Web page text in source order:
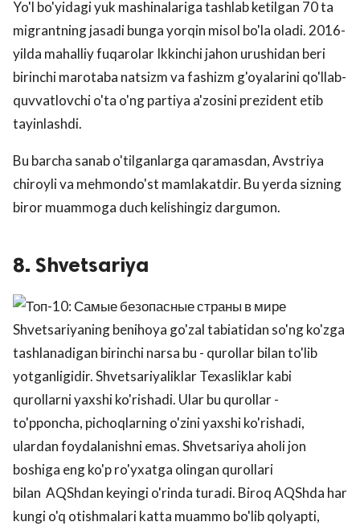
Yo'l bo'yidagi yuk mashinalariga tashlab ketilgan 70 ta
migrantning jasadi bunga yorqin misol bo'la oladi. 2016-
yilda mahalliy fuqarolar Ikkinchi jahon urushidan beri
birinchi marotaba natsizm va fashizm g'oyalarini qo'llab-
quvvatlovchi o'ta o'ng partiya a'zosini prezident etib
tayinlashdi.
Bu barcha sanab o'tilganlarga qaramasdan, Avstriya
chiroyli va mehmondo'st mamlakatdir. Bu yerda sizning
biror muammoga duch kelishingiz dargumon.
8. Shvetsariya
Shvetsariyaning benihoya go'zal tabiatidan so'ng ko'zga
tashlanadigan birinchi narsa bu - qurollar bilan to'lib
yotganligidir. Shvetsariyaliklar Texasliklar kabi
qurollarni yaxshi ko'rishadi. Ular bu qurollar -
to'pponcha, pichoqlarning o'zini yaxshi ko'rishadi,
ulardan foydalanishni emas. Shvetsariya aholi jon
boshiga eng ko'p ro'yxatga olingan qurollari
bilan AQShdan keyingi o'rinda turadi. Biroq AQShda har
kungi o'q otishmalari katta muammo bo'lib qolyapti,